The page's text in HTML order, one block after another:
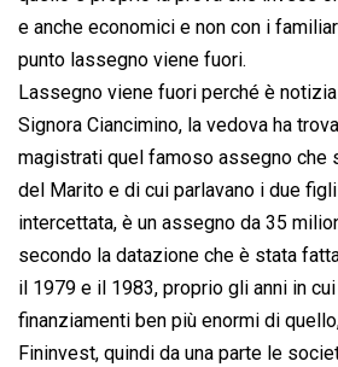
e anche economici e non con i
punto lassegno viene fuori.
Lassegno viene fuori perché è
Signora Ciancimino, la vedova ha
magistrati quel famoso assegno che
del Marito e di cui parlavano i due
intercettata, è un assegno da 35
secondo la datazione che è stata
il 1979 e il 1983, proprio gli anni in
finanziamenti ben più enormi di
Fininvest, quindi da una parte le